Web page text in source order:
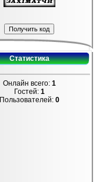
Статистика
Онлайн всего: 1
Гостей: 1
Пользователей: 0